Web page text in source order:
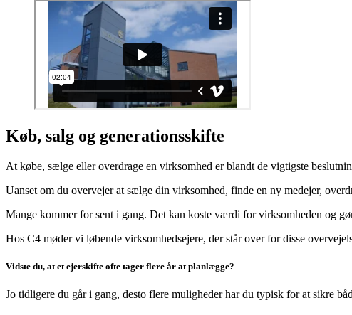
Køb, salg og generationsskifte
At købe, sælge eller overdrage en virksomhed er blandt de vigtigste
Uanset om du overvejer at sælge din virksomhed, finde en ny medejer,
Mange kommer for sent i gang. Det kan koste værdi for virksomheden og
Hos C4 møder vi løbende virksomhedsejere, der står over for disse
Vidste du, at et ejerskifte ofte tager flere år at planlægge?
Jo tidligere du går i gang, desto flere muligheder har du typisk for at sikre